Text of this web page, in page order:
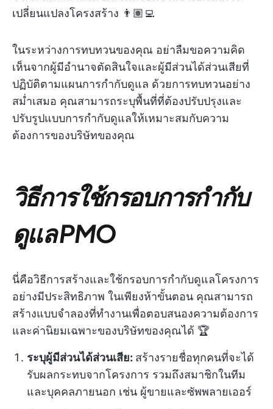
เปลี่ยนแปลงโครงสร้าง 👨🏽‍💻
ในระหว่างการทบทวนของคุณ อย่าลืมขอความคิด
เห็นจากผู้มีอำนาจตัดสินใจและผู้มีส่วนได้ส่วนเสียที่
ปฏิบัติตามแผนการกำกับดูแล ด้วยการทบทวนอย่าง
สม่ำเสมอ คุณสามารถระบุพื้นที่ที่ต้องปรับปรุงและ
ปรับรูปแบบการกำกับดูแลให้เหมาะสมกับความ
ต้องการของบริษัทของคุณ
วิธีการใช้กรอบการกำกับ
ดูแล PMO
นี่คือวิธีการสร้างและใช้กรอบการกำกับดูแลโครงการ
อย่างมีประสิทธิภาพ ในเพียงห้าขั้นตอน คุณสามารถ
สร้างแบบจำลองที่ทำงานเพื่อตอบสนองความต้องการ
และค่านิยมเฉพาะของบริษัทของคุณได้ 🏆
ระบุผู้มีส่วนได้ส่วนเสีย: สร้างรายชื่อทุกคนที่จะได้
รับผลกระทบจากโครงการ รวมถึงสมาชิกในทีม
และบุคคลภายนอก เช่น ผู้ขายและซัพพลายเออร์